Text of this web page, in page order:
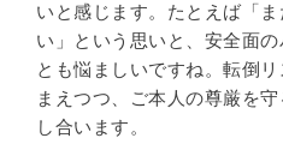
いと感じます。たとえば「
い」という思いと、安全面
とも悩ましいですね。転倒
まえつつ、ご本人の尊厳を
し合います。